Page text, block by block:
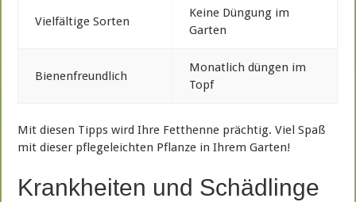
Vielfältige Sorten
Keine Düngung im
Garten
Bienenfreundlich
Monatlich düngen im
Topf
Mit diesen Tipps wird Ihre Fetthenne prächtig. Viel Spaß
mit dieser pflegeleichten Pflanze in Ihrem Garten!
Krankheiten und Schädlinge